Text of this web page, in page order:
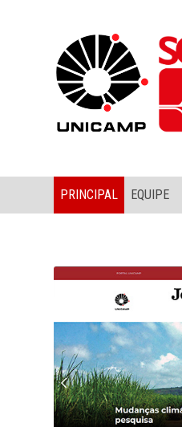
PRINCIPAL EQUIPE